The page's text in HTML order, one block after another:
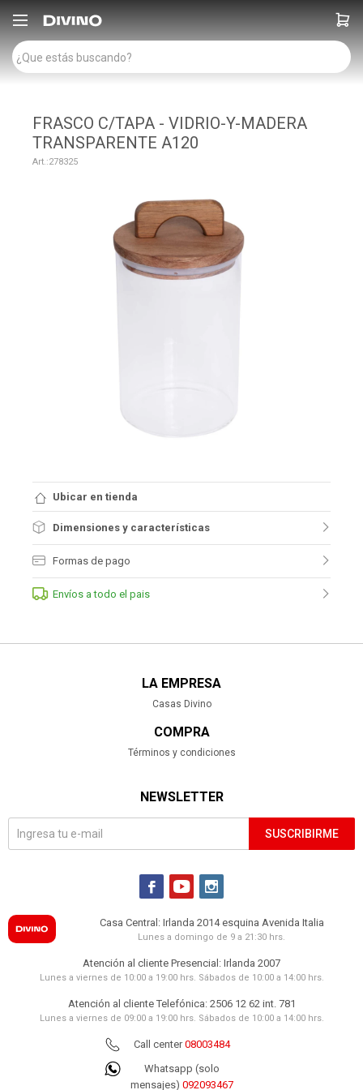

FRASCO C/TAPA - VIDRIO-Y-MADERA
TRANSPARENTE A120
278325
Ubicar en tienda
Dimensiones y características
Formas de pago
Envíos a todo el pais
LA EMPRESA
Casas Divino
COMPRA
Términos y condiciones
NEWSLETTER
SUSCRIBIRME
  
Casa Central: Irlanda 2014 esquina Avenida Italia
Lunes a domingo de 9 a 21:30 hrs.
Atención al cliente Presencial: Irlanda 2007
Lunes a viernes de 10:00 a 19:00 hrs. Sábados de 10:00 a 14:00 hrs.
Atención al cliente Telefónica: 2506 12 62 int. 781
Lunes a viernes de 09:00 a 19:00 hrs. Sábados de 10:00 a 14:00 hrs.
Call center08003484
Whatsapp (solo
mensajes) 092093467